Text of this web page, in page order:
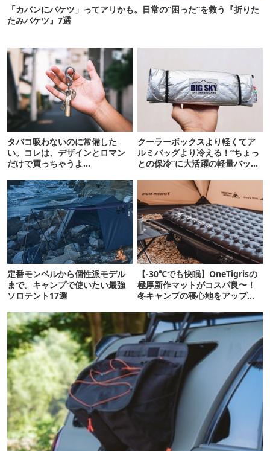
「カバンにバケツ」ってアリかも。日常の“困った”を救う『折りた
たみバケツ』7選
タバコ吸わないのに常備した
い。コレは、デザインとロマン
だけで買っちゃうよ…
クーラーボックスより軽くてア
ルミバッグより冷える！“ちょっ
との保冷”に大活躍の軽量バッグ
定番モンベルから個性派モデル
まで。キャンプで使いたい最強
ソロテント17選
【-30℃でも快眠】OneTigrisの
極厚新作マットがコスパ良〜！
冬キャンプの寝心地をアップデ